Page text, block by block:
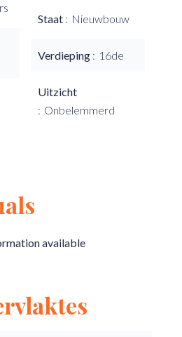
Staat Nieuwbouw
Verdieping 16de
Uitzicht
Onbelemmerd
available